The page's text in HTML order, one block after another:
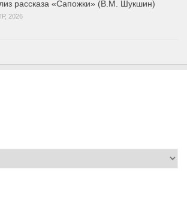
рассказа «Сапожки» (В.М. Шукшин)
2026